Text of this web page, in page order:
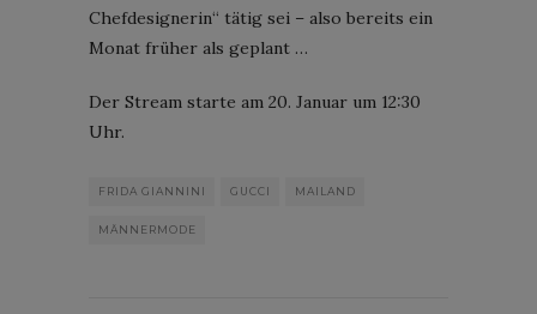
Chefdesignerin“ tätig sei – also bereits ein
Monat früher als geplant …
Der Stream starte am 20. Januar um 12:30
Uhr.
FRIDA GIANNINI GUCCI MAILAND
MÄNNERMODE